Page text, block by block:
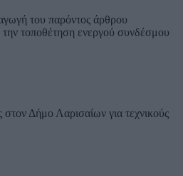
του παρόντος άρθρου
την τοποθέτηση ενεργού συνδέσμου
Δήμο Λαρισαίων για τεχνικούς